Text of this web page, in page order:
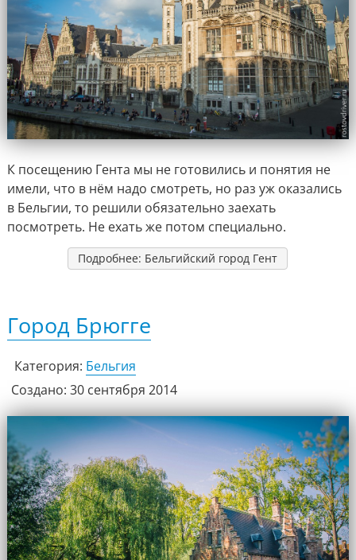
К посещению Гента мы не готовились и понятия не
имели, что в нём надо смотреть, но раз уж оказались
в Бельгии, то решили обязательно заехать
посмотреть. Не ехать же потом специально.
Подробнее: Бельгийский город Гент
Город Брюгге
Категория: Бельгия
Создано: 30 сентября 2014